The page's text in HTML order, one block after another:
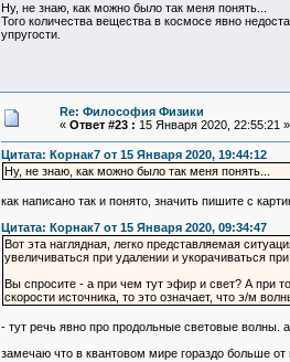
Ну, не знаю, как можно было так меня понять...
Того количества вещества в космосе явно
упругости.
Re: Философия Физики
« Ответ #23 : 15 Января 2020, 22:55:21 »
Цитата: Корнак7 от 15 Января 2020, 19:44:12
Ну, не знаю, как можно было так меня понять...
как написано так и понято, значить пишите с
Цитата: Корнак7 от 15 Января 2020, 09:34:47
Вот эта наглядная, легко представляемая
увеличиваться при удалении и укорачиваться
Вы спросите - а при чем тут эфир и свет? А при
скорости источника, то это означает, что э/м
- тут речь явно про продольные световые волны.
замечаю что в квантовом мире гораздо больше